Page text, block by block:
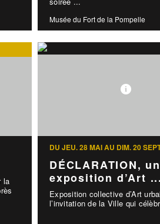
Musée du Fort de la Pompelle
la
DU JEU. 28 MAI AU DIM. 20
DÉCLARATION,
exposition d’Art ...
Exposition collective d’Art
l’invitation de la Ville qui